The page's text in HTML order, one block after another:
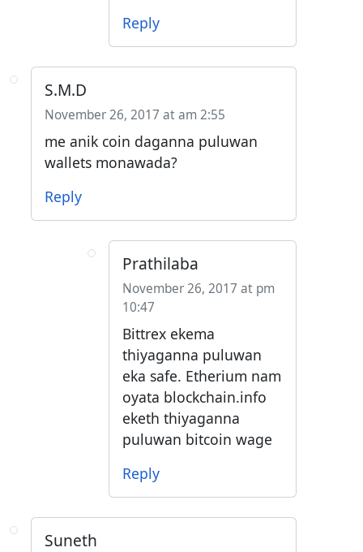
Reply
S.M.D
November 26, 2017 at am 2:55
me anik coin daganna puluwan
wallets monawada?
Reply
Prathilaba
November 26, 2017 at pm
10:47
Bittrex ekema
thiyaganna puluwan
eka safe. Etherium nam
oyata blockchain.info
eketh thiyaganna
puluwan bitcoin wage
Reply
Suneth